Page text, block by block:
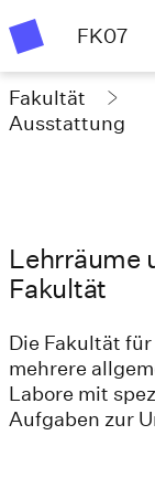
FK07
Fakultät
Ausstattung
Lehrräume
Fakultät
Die Fakultät
mehrere
Labore mit
Aufgaben zur